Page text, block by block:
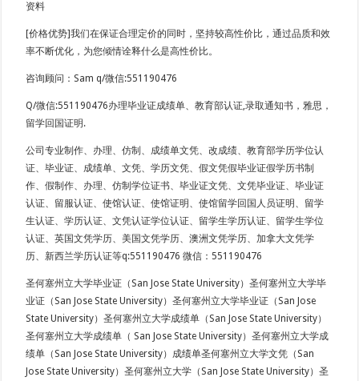
资料
[价格优势]我们在保证合理定价的同时，坚持较高性价比，通过品质和效
率不断优化，为您倾情诠释什么是高性价比。
咨询顾问：Sam q/微信:551190476
Q/微信:551190476办理毕业证成绩单、教育部认证,录取通知书，雅思，
留学回国证明.
公司专业制作、办理、仿制、成绩单文凭、改成绩、教育部学历学位认
证、毕业证、成绩单、文凭、学历文凭、假文凭假毕业证假学历书制
作、假制作、办理、仿制学位证书、毕业证文凭、文凭毕业证、毕业证
认证、留服认证、使馆认证、使馆证明、使馆留学回国人员证明、留学
生认证、学历认证、文凭认证学位认证、留学生学历认证、留学生学位
认证、英国文凭学历、美国文凭学历、澳洲文凭学历、加拿大文凭学
历、新西兰学历认证等q:551190476 微信：551190476
圣何塞州立大学毕业证（San Jose State University）圣何塞州立大学毕
业证（San Jose State University）圣何塞州立大学毕业证（San Jose
State University）圣何塞州立大学成绩单（San Jose State University）
圣何塞州立大学成绩单（ San Jose State University）圣何塞州立大学成
绩单（San Jose State University）成绩单圣何塞州立大学文凭（San
Jose State University）圣何塞州立大学（San Jose State University）圣